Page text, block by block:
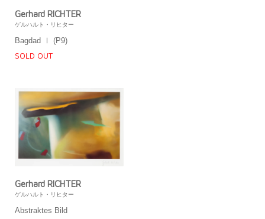
Gerhard RICHTER
ゲルハルト・リヒター
Bagdad Ⅰ (P9)
SOLD OUT
Gerhard RICHTER
ゲルハルト・リヒター
Abstraktes Bild